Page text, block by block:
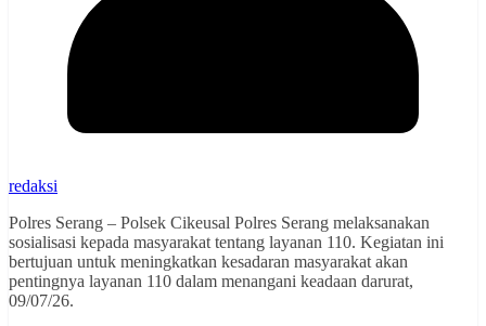
redaksi
Polres Serang – Polsek Cikeusal Polres Serang melaksanakan
sosialisasi kepada masyarakat tentang layanan 110. Kegiatan ini
bertujuan untuk meningkatkan kesadaran masyarakat akan
pentingnya layanan 110 dalam menangani keadaan darurat,
09/07/26.